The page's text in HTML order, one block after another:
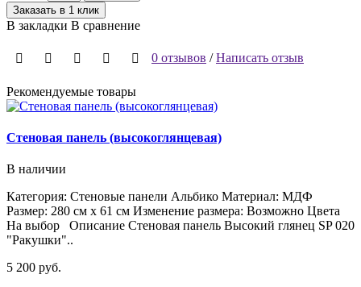
Заказать в 1 клик
В закладки В сравнение
0 отзывов /Написать отзыв
Рекомендуемые товары
Стеновая панель (высокоглянцевая)
В наличии
Категория: Стеновые панели Альбико Материал: МДФ
Размер: 280 см х 61 см Изменение размера: Возможно Цвета
На выбор Описание Стеновая панель Высокий глянец SP 020
"Ракушки"..
5 200 руб.